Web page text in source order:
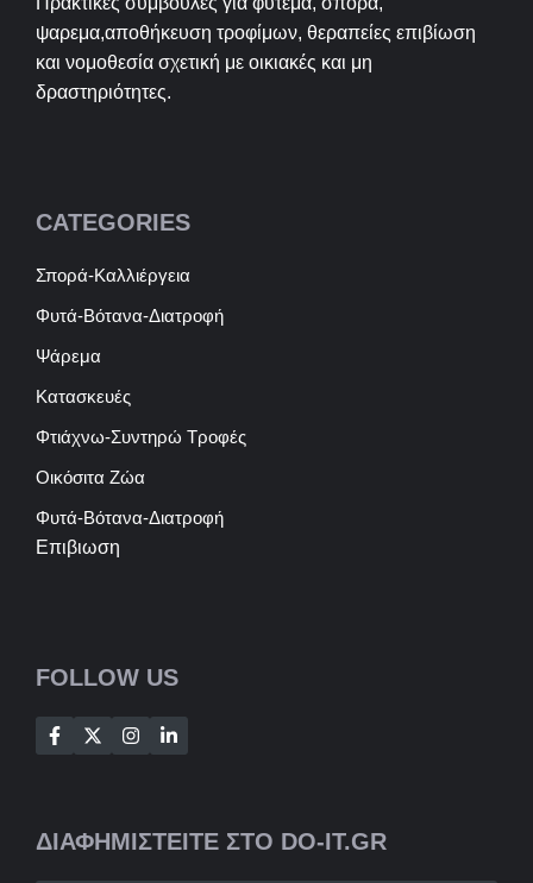
ψαρεμα,αποθήκευση τροφίμων, θεραπείες επιβίωση
και νομοθεσία σχετική με οικιακές και μη
δραστηριότητες.
CATEGORIES
Σπορά-Καλλιέργεια
Φυτά-Βότανα-Διατροφή
Ψάρεμα
Κατασκευές
Φτιάχνω-Συντηρώ Τροφές
Οικόσιτα Ζώα
Φυτά-Βότανα-Διατροφή
Επιβιωση
FOLLOW US
ΔΙΑΦΗΜΙΣΤΕΙΤΕ ΣΤΟ DO-IT.GR